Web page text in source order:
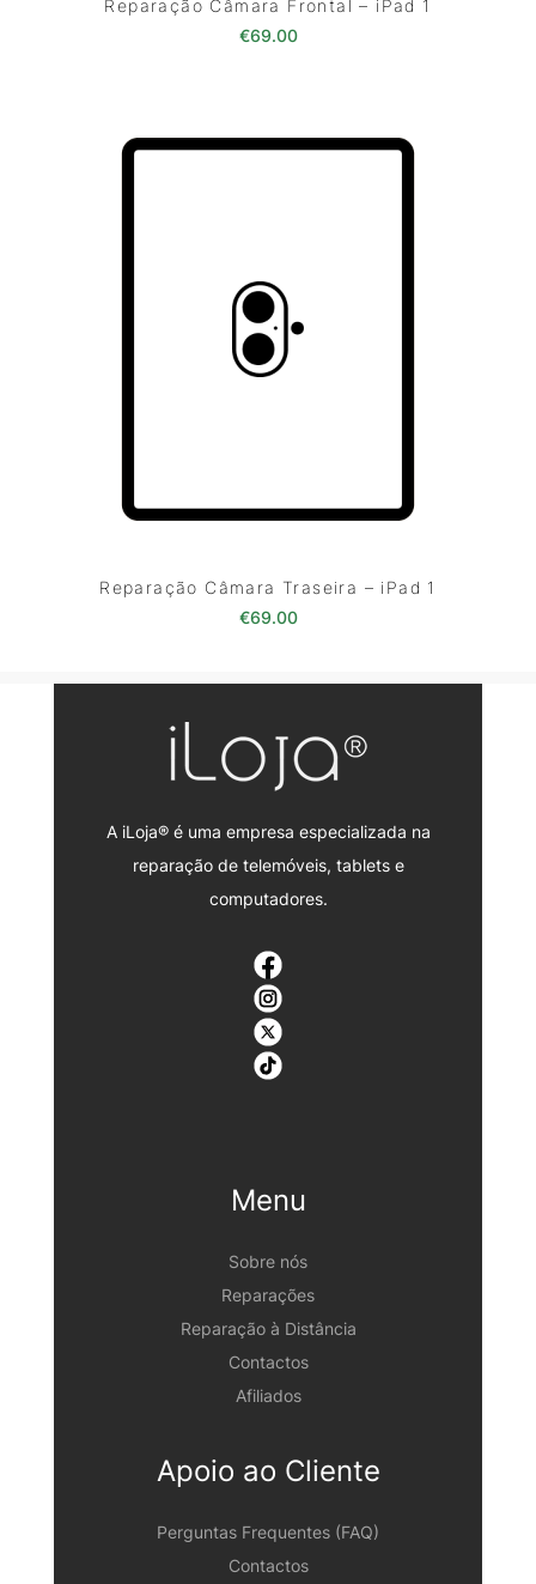
Reparação Câmara Frontal – iPad 1
€69.00
Reparação Câmara Traseira – iPad 1
€69.00
A iLoja® é uma empresa especializada na
reparação de telemóveis, tablets e
computadores.
Menu
Sobre nós
Reparações
Reparação à Distância
Contactos
Afiliados
Apoio ao Cliente
Perguntas Frequentes (FAQ)
Contactos